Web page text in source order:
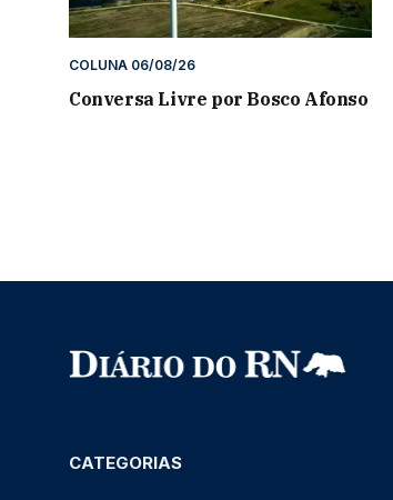
COLUNA 06/08/26
Conversa Livre por Bosco Afonso
CATEGORIAS